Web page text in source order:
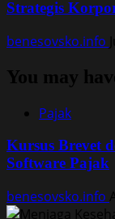
Strategis
benesovsko.info
You may
Pajak
Kursus Brevet
Software Pajak
benesovsko.info